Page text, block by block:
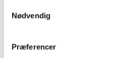
Nødvendig
Præferencer